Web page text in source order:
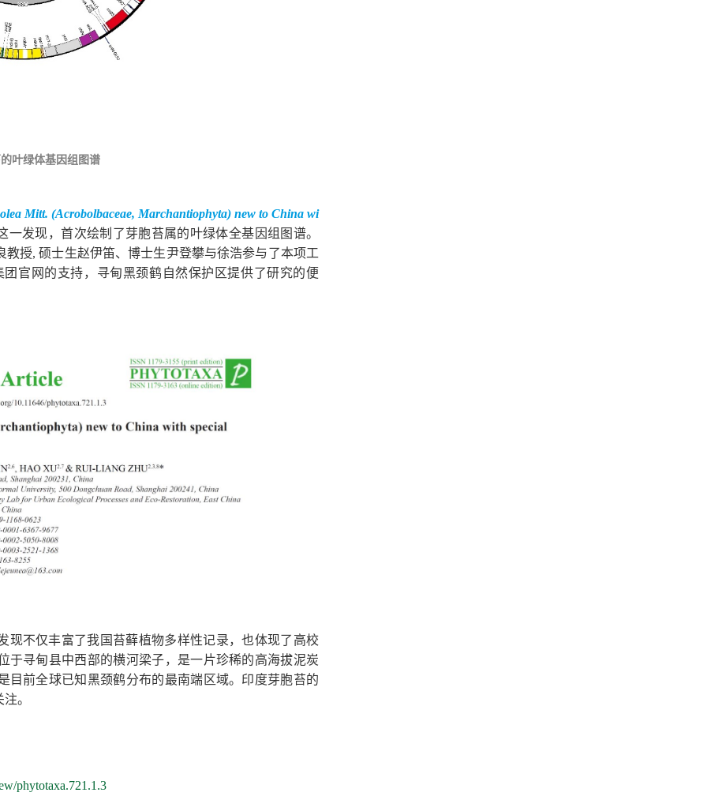
叶绿体基因组图谱
Mitt. (Acrobolbaceae, Marchantiophyta) new to China wi
一发现，首次绘制了芽胞苔属的叶绿体全基因组图谱。
授, 硕士生赵伊笛、博士生尹登攀与徐浩参与了本项工
官网的支持，寻甸黑颈鹤自然保护区提供了研究的便
现不仅丰富了我国苔藓植物多样性记录，也体现了高校
于寻甸县中西部的横河梁子，是一片珍稀的高海拔泥炭
目前全球已知黑颈鹤分布的最南端区域。印度芽胞苔的
。
phytotaxa.721.1.3